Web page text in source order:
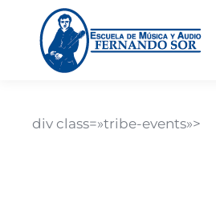
div class=»tribe-events»>